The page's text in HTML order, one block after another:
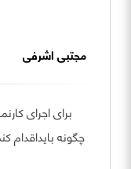
مجتبی اشرفی
برای اجرای
چگونه بایداقدام